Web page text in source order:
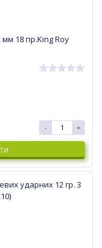
мм 18 пр.King Roy
- +